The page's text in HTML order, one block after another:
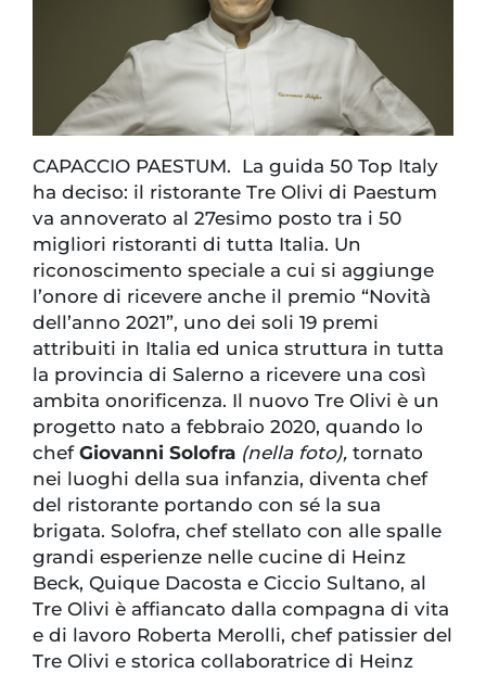
CAPACCIO PAESTUM. La guida 50 Top Italy
ha deciso: il ristorante Tre Olivi di Paestum
va annoverato al 27esimo posto tra i 50
migliori ristoranti di tutta Italia. Un
riconoscimento speciale a cui si aggiunge
l’onore di ricevere anche il premio “Novità
dell’anno 2021”, uno dei soli 19 premi
attribuiti in Italia ed unica struttura in tutta
la provincia di Salerno a ricevere una così
ambita onorificenza. Il nuovo Tre Olivi è un
progetto nato a febbraio 2020, quando lo
chef Giovanni Solofra (nella foto), tornato
nei luoghi della sua infanzia, diventa chef
del ristorante portando con sé la sua
brigata. Solofra, chef stellato con alle spalle
grandi esperienze nelle cucine di Heinz
Beck, Quique Dacosta e Ciccio Sultano, al
Tre Olivi è affiancato dalla compagna di vita
e di lavoro Roberta Merolli, chef patissier del
Tre Olivi e storica collaboratrice di Heinz